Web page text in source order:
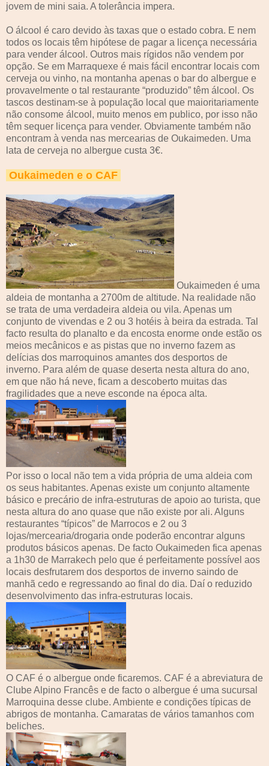
jovem de mini saia. A tolerância impera.
O álcool é caro devido às taxas que o estado cobra. E nem
todos os locais têm hipótese de pagar a licença necessária
para vender álcool. Outros mais rígidos não vendem por
opção. Se em Marraquexe é mais fácil encontrar locais com
cerveja ou vinho, na montanha apenas o bar do albergue e
provavelmente o tal restaurante “produzido” têm álcool. Os
tascos destinam-se à população local que maioritariamente
não consome álcool, muito menos em publico, por isso não
têm sequer licença para vender. Obviamente também não
encontram à venda nas mercearias de Oukaimeden. Uma
lata de cerveja no albergue custa 3€.
Oukaimeden e o CAF
Oukaimeden é uma
aldeia de montanha a 2700m de altitude. Na realidade não
se trata de uma verdadeira aldeia ou vila. Apenas um
conjunto de vivendas e 2 ou 3 hotéis à beira da estrada. Tal
facto resulta do planalto e da encosta enorme onde estão os
meios mecânicos e as pistas que no inverno fazem as
delícias dos marroquinos amantes dos desportos de
inverno. Para além de quase deserta nesta altura do ano,
em que não há neve, ficam a descoberto muitas das
fragilidades que a neve esconde na época alta.
Por isso o local não tem a vida própria de uma aldeia com
os seus habitantes. Apenas existe um conjunto altamente
básico e precário de infra-estruturas de apoio ao turista, que
nesta altura do ano quase que não existe por ali. Alguns
restaurantes “típicos” de Marrocos e 2 ou 3
lojas/mercearia/drogaria onde poderão encontrar alguns
produtos básicos apenas. De facto Oukaimeden fica apenas
a 1h30 de Marrakech pelo que é perfeitamente possível aos
locais desfrutarem dos desportos de inverno saindo de
manhã cedo e regressando ao final do dia. Daí o reduzido
desenvolvimento das infra-estruturas locais.
O CAF é o albergue onde ficaremos. CAF é a abreviatura de
Clube Alpino Francês e de facto o albergue é uma sucursal
Marroquina desse clube. Ambiente e condições típicas de
abrigos de montanha. Camaratas de vários tamanhos com
beliches.